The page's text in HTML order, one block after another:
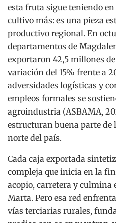
esta fruta sigue teniendo
cultivo más: es una pieza
productivo regional. En
departamentos de
exportaron 42,5 millones
variación del 15% frente a
adversidades logísticas y
empleos formales se
agroindustria (ASBAMA,
estructuran buena parte de
norte del país.
Cada caja exportada
compleja que inicia en la
acopio, carretera y culmina
Marta. Pero esa red
vías terciarias rurales,